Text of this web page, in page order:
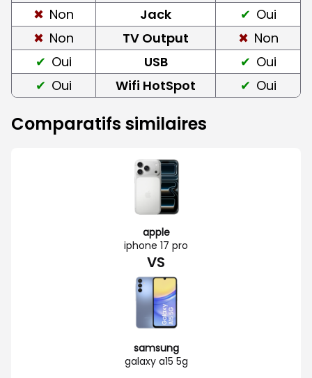
Non
Jack
Oui
Non
TV Output
Non
Oui
USB
Oui
Oui
Wifi HotSpot Oui
Comparatifs similaires
apple
iphone 17 pro
VS
samsung
galaxy a15 5g